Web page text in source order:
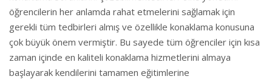
öğrencilerin her anlamda rahat etmelerini sağlamak için
gerekli tüm tedbirleri almış ve özellikle konaklama konusuna
çok büyük önem vermiştir. Bu sayede tüm öğrenciler için kısa
zaman içinde en kaliteli konaklama hizmetlerini almaya
başlayarak kendilerini tamamen eğitimlerine